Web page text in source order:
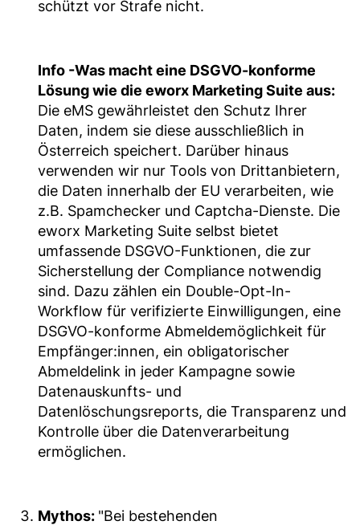
schützt vor Strafe nicht.
Info -Was macht eine DSGVO-konforme
Lösung wie die eworx Marketing Suite aus:
Die eMS gewährleistet den Schutz Ihrer
Daten, indem sie diese ausschließlich in
Österreich speichert. Darüber hinaus
verwenden wir nur Tools von Drittanbietern,
die Daten innerhalb der EU verarbeiten, wie
z.B. Spamchecker und Captcha-Dienste. Die
eworx Marketing Suite selbst bietet
umfassende DSGVO-Funktionen, die zur
Sicherstellung der Compliance notwendig
sind. Dazu zählen ein Double-Opt-In-
Workflow für verifizierte Einwilligungen, eine
DSGVO-konforme Abmeldemöglichkeit für
Empfänger:innen, ein obligatorischer
Abmeldelink in jeder Kampagne sowie
Datenauskunfts- und
Datenlöschungsreports, die Transparenz und
Kontrolle über die Datenverarbeitung
ermöglichen.
Mythos: "Bei bestehenden